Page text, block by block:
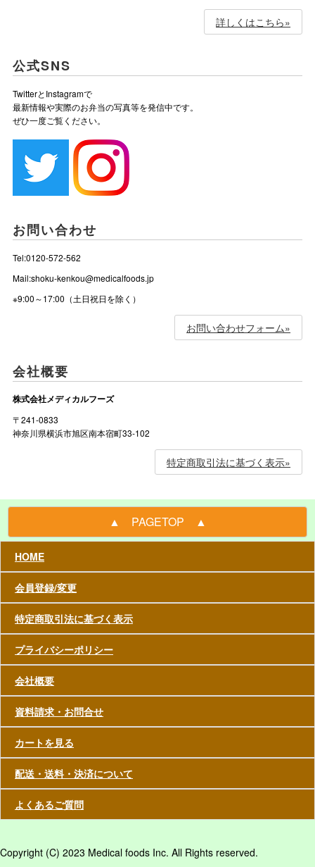
詳しくはこちら»
公式SNS
TwitterとInstagramで
最新情報や実際のお弁当の写真等を発信中です。
ぜひ一度ご覧ください。
お問い合わせ
Tel:0120-572-562
Mail:shoku-kenkou@medicalfoods.jp
※9:00～17:00（土日祝日を除く）
お問い合わせフォーム»
会社概要
株式会社メディカルフーズ
〒241-0833
神奈川県横浜市旭区南本宿町33-102
特定商取引法に基づく表示»
▲ PAGETOP ▲
HOME
会員登録/変更
特定商取引法に基づく表示
プライバシーポリシー
会社概要
資料請求・お問合せ
カートを見る
配送・送料・決済について
よくあるご質問
Copyright (C) 2023 Medical foods Inc. All Rights reserved.